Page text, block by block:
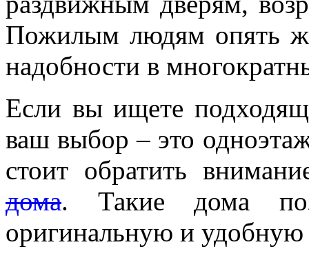
Пожилым людям опять же
надобности в
Если вы ищете
ваш выбор – это
стоит обратить
дома. Такие дома
оригинальную и